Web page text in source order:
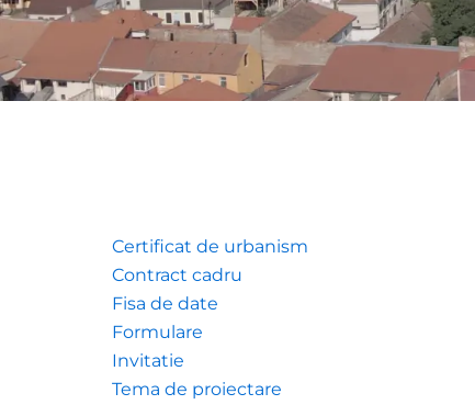
Certificat de urbanism
Contract cadru
Fisa de date
Formulare
Invitatie
Tema de proiectare